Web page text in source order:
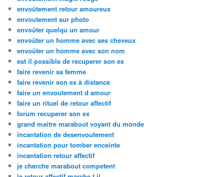
envoûtement retour amoureux
envoutement sur photo
envoûter quelqu un amour
envoûter un homme avec ses cheveux
envoûter un homme avec son nom
est il possible de recuperer son ex
faire revenir sa femme
faire revenir son ex à distance
faire un envoutement d amour
faire un rituel de retour affectif
forum recuperer son ex
grand maitre marabout voyant du monde
incantation de desenvoutement
incantation pour tomber enceinte
incantation retour affectif
je cherche marabout competent